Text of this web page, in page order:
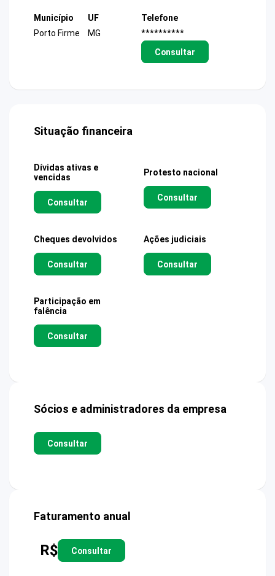
Município
Porto Firme
UF
MG
Telefone
**********
Consultar
Situação financeira
Dívidas ativas e
vencidas
Consultar
Protesto nacional
Consultar
Cheques devolvidos
Consultar
Ações judiciais
Consultar
Participação em
falência
Consultar
Sócios e administradores da empresa
Consultar
Faturamento anual
R$ Consultar